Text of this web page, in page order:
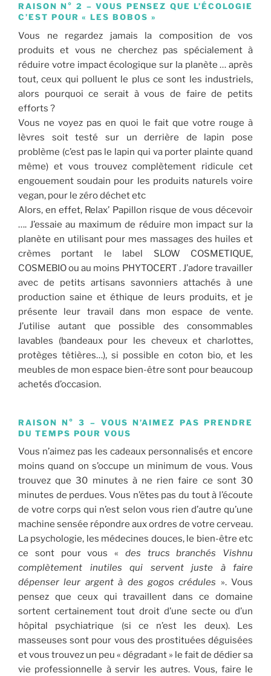
RAISON N° 2 – VOUS PENSEZ QUE L’ÉCOLOGIE
C’EST POUR « LES BOBOS »
Vous ne regardez jamais la composition de vos
produits et vous ne cherchez pas spécialement à
réduire votre impact écologique sur la planète … après
tout, ceux qui polluent le plus ce sont les industriels,
alors pourquoi ce serait à vous de faire de petits
efforts ?
Vous ne voyez pas en quoi le fait que votre rouge à
lèvres soit testé sur un derrière de lapin pose
problème (c’est pas le lapin qui va porter plainte quand
même) et vous trouvez complètement ridicule cet
engouement soudain pour les produits naturels voire
vegan, pour le zéro déchet etc
Alors, en effet, Relax’ Papillon risque de vous décevoir
…. J’essaie au maximum de réduire mon impact sur la
planète en utilisant pour mes massages des huiles et
crèmes portant le label SLOW COSMETIQUE,
COSMEBIO ou au moins PHYTOCERT . J’adore travailler
avec de petits artisans savonniers attachés à une
production saine et éthique de leurs produits, et je
présente leur travail dans mon espace de vente.
J’utilise autant que possible des consommables
lavables (bandeaux pour les cheveux et charlottes,
protèges têtières…), si possible en coton bio, et les
meubles de mon espace bien-être sont pour beaucoup
achetés d’occasion.
RAISON N° 3 – VOUS N’AIMEZ PAS PRENDRE
DU TEMPS POUR VOUS
Vous n’aimez pas les cadeaux personnalisés et encore
moins quand on s’occupe un minimum de vous. Vous
trouvez que 30 minutes à ne rien faire ce sont 30
minutes de perdues. Vous n’êtes pas du tout à l’écoute
de votre corps qui n’est selon vous rien d’autre qu’une
machine sensée répondre aux ordres de votre cerveau.
La psychologie, les médecines douces, le bien-être etc
ce sont pour vous « des trucs branchés Vishnu
complètement inutiles qui servent juste à faire
dépenser leur argent à des gogos crédules ». Vous
pensez que ceux qui travaillent dans ce domaine
sortent certainement tout droit d’une secte ou d’un
hôpital psychiatrique (si ce n’est les deux). Les
masseuses sont pour vous des prostituées déguisées
et vous trouvez un peu « dégradant » le fait de dédier sa
vie professionnelle à servir les autres. Vous, faire le